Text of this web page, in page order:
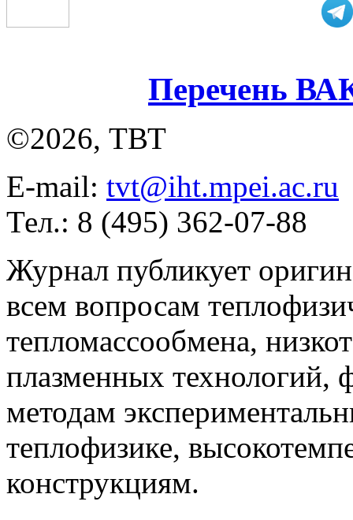
Перечень
©2026, ТВТ
E-mail: tvt@iht.mpei.ac.ru
Тел.: 8 (495) 362-07-88
Журнал публикует
всем вопросам
тепломассообмена,
плазменных технологий,
методам
теплофизике,
конструкциям.